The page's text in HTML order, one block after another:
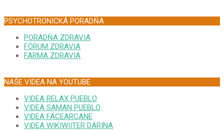
PSYCHOTRONICKÁ PORADŇA
PORADŇA ZDRAVIA
FÓRUM ZDRAVIA
FARMA ZDRAVIA
NAŠE VIDEA NA YOUTUBE
VIDEA RELAX PUEBLO
VIDEA SAMAN PUEBLO
VIDEA FACEARCANE
VIDEA WIKIWIITER DARINA